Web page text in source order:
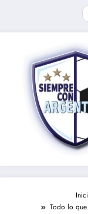
Todo lo